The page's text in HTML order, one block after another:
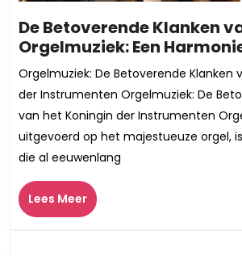
De Betoverende Klanken
Orgelmuziek: Een
Orgelmuziek: De Betoverende Klanken
der Instrumenten Orgelmuziek: De
van het Koningin der Instrumenten
uitgevoerd op het majestueuze orgel,
die al eeuwenlang
Lees MeerLees
Meer